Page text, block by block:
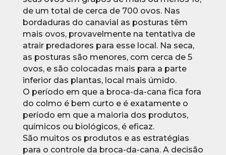
de um total de cerca de 700 ovos. Nas
bordaduras do canavial as posturas têm
mais ovos, provavelmente na tentativa de
atrair predadores para esse local. Na seca,
as posturas são menores, com cerca de 5
ovos, e são colocadas mais para a parte
inferior das plantas, local mais úmido.
O período em que a broca-da-cana fica fora
do colmo é bem curto e é exatamente o
período em que a maioria dos produtos,
químicos ou biológicos, é eficaz.
São muitos os produtos e as estratégias
para o controle da broca-da-cana. A decisão